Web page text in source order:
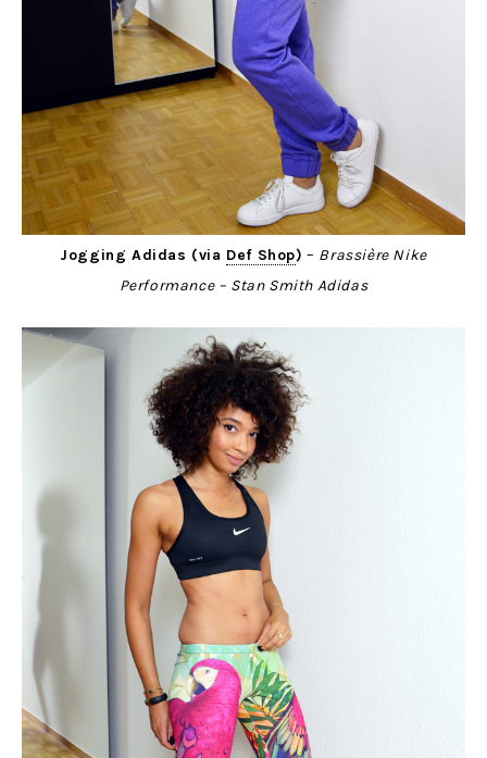
Jogging Adidas (via Def Shop) – Brassière Nike
Performance – Stan Smith Adidas